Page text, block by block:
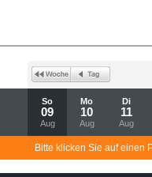
So
09
Aug
Mo
10
Aug
Di
11
Aug
Bitte klicken Sie auf einen